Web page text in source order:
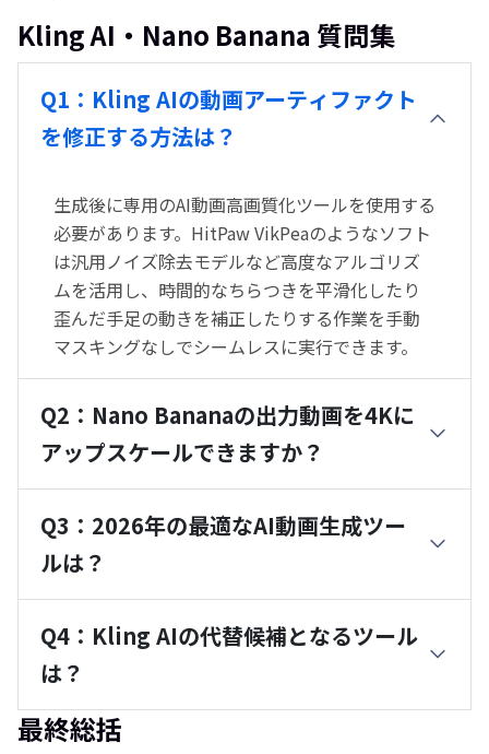
Kling AI・Nano Banana 質問集
Q1：Kling AIの動画アーティファクト
を修正する方法は？
生成後に専用のAI動画高画質化ツールを使用する
必要があります。HitPaw VikPeaのようなソフト
は汎用ノイズ除去モデルなど高度なアルゴリズ
ムを活用し、時間的なちらつきを平滑化したり
歪んだ手足の動きを補正したりする作業を手動
マスキングなしでシームレスに実行できます。
Q2：Nano Bananaの出力動画を4Kに
アップスケールできますか？
Q3：2026年の最適なAI動画生成ツー
ルは？
Q4：Kling AIの代替候補となるツール
は？
最終総括